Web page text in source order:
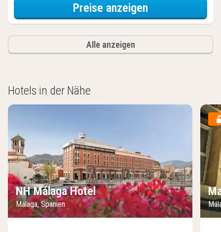
Preise anzeigen
Alle anzeigen
Hotels in der Nähe
NH Málaga Hotel
Málaga, Spanien